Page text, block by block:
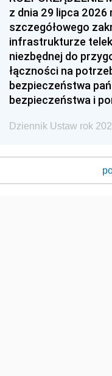
z dnia 29 lipca 2026
szczegółowego
infrastrukturze
niezbędnej do
łączności na
bezpieczeństwa
bezpieczeństwa i
Dziennik Ustaw rok